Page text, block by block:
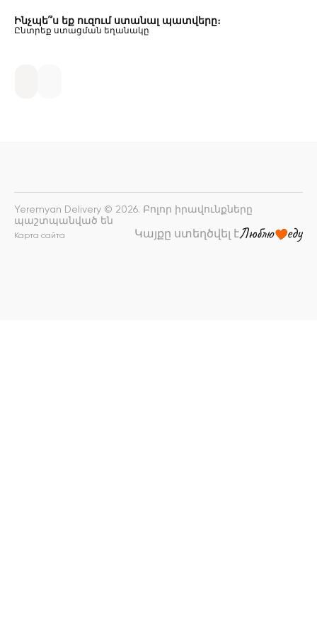
Ինչպե՞ս եք ուզում ստանալ պատվերը։
Ընտրեք ստացման եղանակը
Yeremyan Delivery © 2026. Բոլոր իրավունքները
պաշտպանված են
Карта сайта Կայքը ստեղծվել է